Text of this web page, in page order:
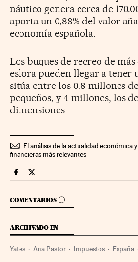
náutico genera cerca de
aporta un 0,88% del valor
economía española.
Los buques de recreo de
eslora pueden llegar a tener
sitúa entre los 0,8 millones
pequeños, y 4 millones, los
dimensiones
El análisis de la actualidad económica
financieras más relevantes
Economia Cinco Días en Facebook
Economia Cinco Días en Twitter
COMENTARIOS
IR A LOS COMENTARIOS
ARCHIVADO EN
Yates Ana Pastor Impuestos España